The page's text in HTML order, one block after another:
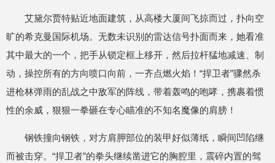
艾黛尔贾特贴近地面建筑，从高楼大厦间飞掠而过，扑向空
旷的希克曼国际机场。无数未识别的雷达信号扑面而来，她看准
其中最大的一个，把手从锁定框上移开，然后拉杆猛地减速、制
动，操控所有的方向喷口向前，一齐点燃火焰！“捍卫者”骤然杀
进枪林弹雨的乱战之中敌军的阵线，带着轰鸣的咆哮，携裹着惯
性的余威，狠狠一拳砸在专心瞄准的不知名魔像的肩膀！
钢铁撞向钢铁，对方肩胛部位的装甲好似薄纸，瞬间凹陷继
而被击穿。“捍卫者”的拳头继续凿进它的胸腔里，震碎内置的驾